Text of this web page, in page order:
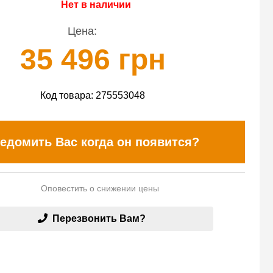
Нет в наличии
Цена:
35 496 грн
Код товара: 275553048
Вас когда он появится?
Оповестить о снижении цены
Перезвонить Вам?